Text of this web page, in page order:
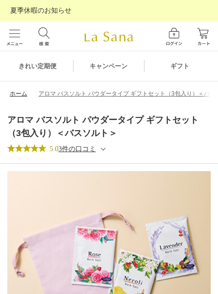
きれい定期便 キャンペーン ギフト
夏季休暇のお知らせ
ホーム アロマ バスソルト パウダータイプ ギフトセット（3包入り）＜バス
アロマ バスソルト パウダータイプ ギフトセット
（3包入り）＜バスソルト＞
5.03件の口コミ